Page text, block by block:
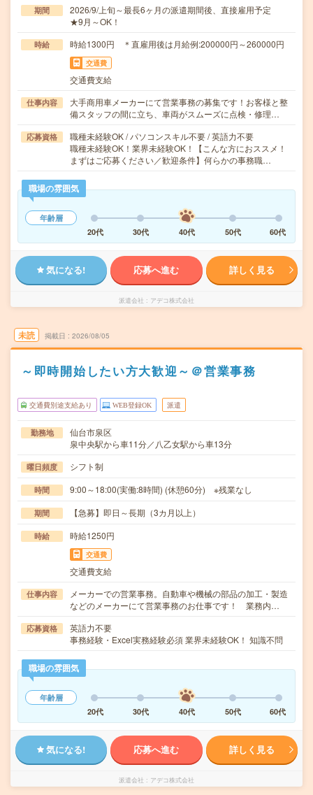
期間
2026/9/上旬～最長6ヶ月の派遣期間後、直接雇用予定
★9月～OK！
時給 時給1300円 ＊直雇用後は月給例:200000円～260000円
交通費
交通費支給
仕事内容
大手商用車メーカーにて営業事務の募集です！お客様と整
備スタッフの間に立ち、車両がスムーズに点検・修理…
応募資格
職種未経験OK / パソコンスキル不要 / 英語力不要
職種未経験OK！業界未経験OK！【こんな方におススメ！
まずはご応募ください／歓迎条件】何らかの事務職…
職場の雰囲気
年齢層
20代
30代 40代 50代 60代
気になる! 応募へ進む 詳しく見る
派遣会社 アデコ株式会社
未読 掲載日 2026/08/05
～即時開始したい方大歓迎～＠営業事務
交通費別途支給あり WEB登録OK 派遣
勤務地
仙台市泉区
泉中央駅から車11分／八乙女駅から車13分
曜日頻度 シフト制
時間 9:00～18:00(実働:8時間) (休憩60分) ※残業なし
期間 【急募】即日～長期（3カ月以上）
時給 時給1250円
交通費
交通費支給
仕事内容
メーカーでの営業事務。自動車や機械の部品の加工・製造
などのメーカーにて営業事務のお仕事です！ 業務内…
応募資格
英語力不要
事務経験・Excel実務経験必須 業界未経験OK！ 知識不問
職場の雰囲気
年齢層
20代
30代 40代 50代 60代
気になる! 応募へ進む 詳しく見る
派遣会社 アデコ株式会社